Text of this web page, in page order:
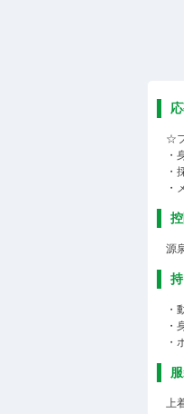
☆
・
・
・
源
・
・
・
上